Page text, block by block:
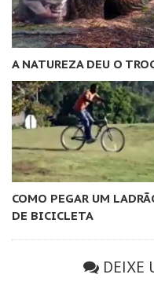
A NATUREZA DEU O
COMO PEGAR UM
DE BICICLETA
DEIXE